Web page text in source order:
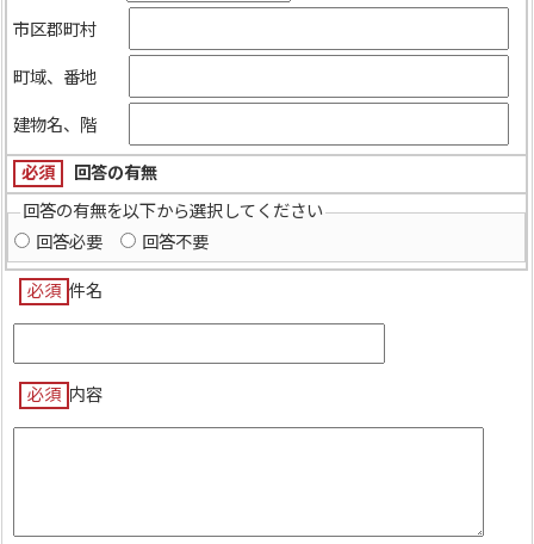
市区郡町村
町域、番地
建物名、階
必須
回答の有無
回答の有無を以下から選択してください
回答必要
回答不要
必須 件名
必須 内容